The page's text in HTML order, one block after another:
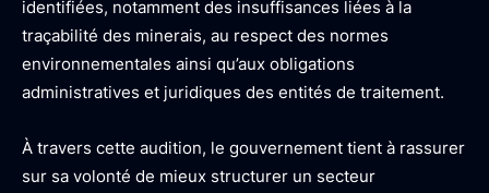
identifiées, notamment des insuffisances liées à la
traçabilité des minerais, au respect des normes
environnementales ainsi qu’aux obligations
administratives et juridiques des entités de traitement.
À travers cette audition, le gouvernement tient à rassurer
sur sa volonté de mieux structurer un secteur